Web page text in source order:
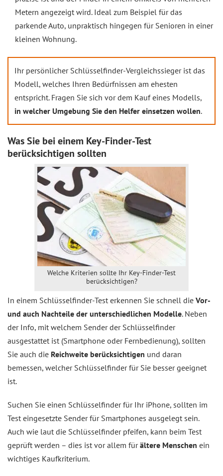
Metern angezeigt wird. Ideal zum Beispiel für das
parkende Auto, unpraktisch hingegen für Senioren in einer
kleinen Wohnung.
Ihr persönlicher Schlüsselfinder-Vergleichssieger ist das
Modell, welches Ihren Bedürfnissen am ehesten
entspricht. Fragen Sie sich vor dem Kauf eines Modells,
in welcher Umgebung Sie den Helfer einsetzen wollen.
Was Sie bei einem Key-Finder-Test
berücksichtigen sollten
Welche Kriterien sollte Ihr Key-Finder-Test
berücksichtigen?
In einem Schlüsselfinder-Test erkennen Sie schnell die Vor-
und auch Nachteile der unterschiedlichen Modelle. Neben
der Info, mit welchem Sender der Schlüsselfinder
ausgestattet ist (Smartphone oder Fernbedienung), sollten
Sie auch die Reichweite berücksichtigen und daran
bemessen, welcher Schlüsselfinder für Sie besser geeignet
ist.
Suchen Sie einen Schlüsselfinder für Ihr iPhone, sollten im
Test eingesetzte Sender für Smartphones ausgelegt sein.
Auch wie laut die Schlüsselfinder pfeifen, kann beim Test
geprüft werden – dies ist vor allem fürältere Menschen ein
wichtiges Kaufkriterium.